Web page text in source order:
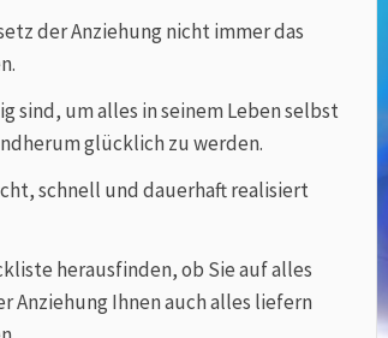
der Anziehung nicht immer das
sind, um alles in seinem Leben selbst
glücklich zu werden.
schnell und dauerhaft realisiert
herausfinden, ob Sie auf alles
Anziehung Ihnen auch alles liefern